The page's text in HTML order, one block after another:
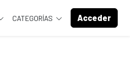
CATEGORÍAS Acceder